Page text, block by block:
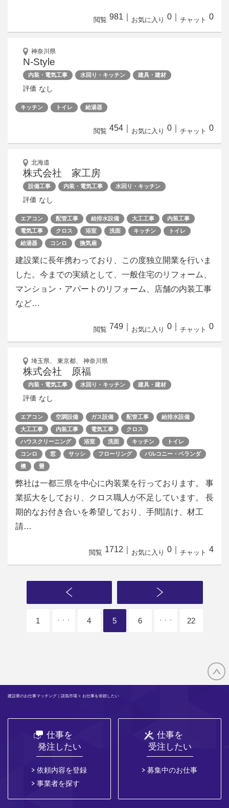
閲覧 981 お気に入り 0 チャット 0
神奈川県
N-Style
内装・電気工事 水回り・キッチン 建具・建材
評価 なし
キッチン トイレ 給湯器
閲覧 454 お気に入り 0 チャット 0
北海道
株式会社 家工房
設備工事 内装・電気工事 水回り・キッチン
評価 なし
エアコン 配管工事 給排水設備 大工工事
内装工事
電気工事
クロス 浴室 洗面 キッチン
トイレ
給湯器
コンロ 換気扇
建設業に長年携わっており、この度独立開業を行いま
した。今までの実績として、一般住宅のリフォーム、
マンション・アパートのリフォーム、店舗の内装工事
など…
閲覧 749 お気に入り 0 チャット 0
埼玉県、 東京都、 神奈川県
株式会社 原福
内装・電気工事 水回り・キッチン 建具・建材
評価 なし
エアコン 空調設備 ガス設備 配管工事
給排水設備
大工工事
内装工事 電気工事
クロス
ハウスクリーニング
浴室 洗面 キッチン
トイレ
コンロ
窓 サッシ フローリング
バルコニー・ベランダ
襖
畳
弊社は一都三県を中心に内装業を行っております。 事
業拡大をしており、クロス職人が不足しています。 長
期的なお付き合いを希望しており、手間請け、材工
請…
閲覧 1712 お気に入り 0 チャット 4
1 ・・・ 4 5 6 ・・・ 22
建設業のお仕事マッチング｜請負市場 > お仕事を依頼したい
仕事を
発注したい
依頼内容を登録
事業者を探す
仕事を
受注したい
募集中のお仕事